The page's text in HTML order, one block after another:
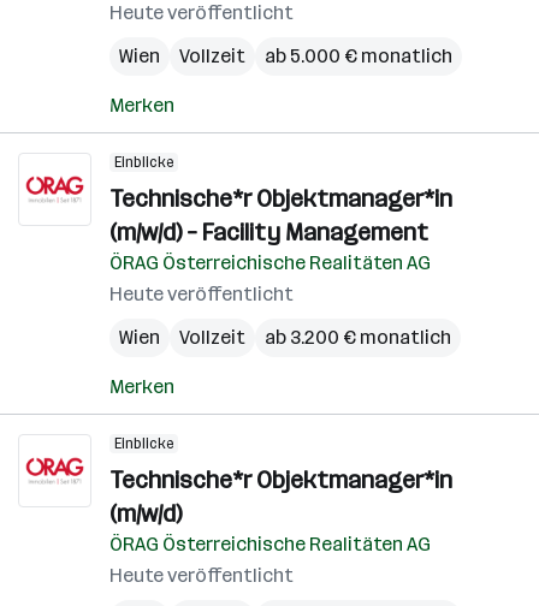
Heute veröffentlicht
Wien
Vollzeit ab 5.000 € monatlich
Merken
Einblicke
Technische*r Objektmanager*in
(m/w/d) – Facility Management
ÖRAG Österreichische Realitäten AG
Heute veröffentlicht
Wien
Vollzeit ab 3.200 € monatlich
Merken
Einblicke
Technische*r Objektmanager*in
(m/w/d)
ÖRAG Österreichische Realitäten AG
Heute veröffentlicht